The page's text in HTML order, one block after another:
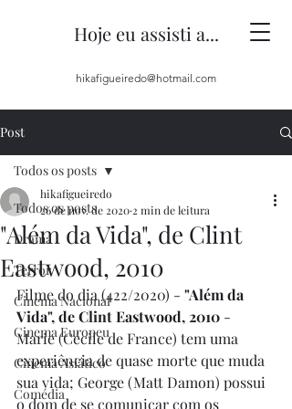
Hoje eu assisti a...
hikafigueiredo@hotmail.com
Post
Todos os posts
Drama
Terror
Cinema Nacional
Cinema Europeu
Cinema Asiático
Comédia
Todos os posts
"Além da Vida", de Clint
Eastwood, 2010
hikafigueiredo
26 de nov. de 2020 2 min de leitura
Filme do dia (422/2020) - "Além da
Vida", de Clint Eastwood, 2010 -
Marie (Cécile de France) tem uma
experiência de quase morte que muda
sua vida; George (Matt Damon) possui
o dom de se comunicar com os